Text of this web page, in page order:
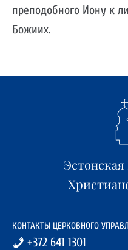
преподобного Иону к
Божиих.
КОНТАКТЫ ЦЕРКОВНОГО
+372 641 1301